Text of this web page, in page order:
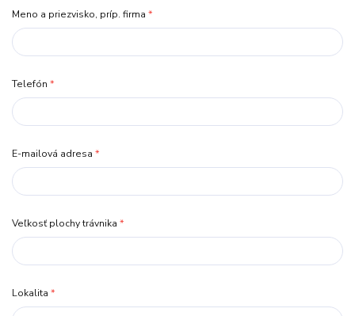
Meno a priezvisko, príp. firma *
Telefón *
E-mailová adresa *
Veľkosť plochy trávnika *
Lokalita *